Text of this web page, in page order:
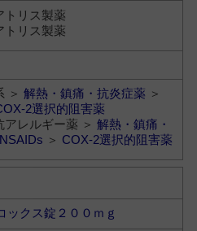
トリス製薬
トリス製薬
＞解熱・鎮痛・抗炎症薬 ＞
2選択的阻害薬
アレルギー薬 ＞解熱・鎮痛・
NSAIDs ＞ COX-2選択的阻害薬
ックス錠２００ｍｇ